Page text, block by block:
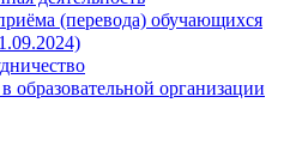
(перевода) обучающихся
образовательной организации